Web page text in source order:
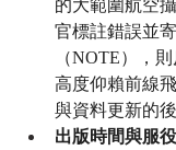
的大範圍航空
官標註錯誤並
（NOTE），
高度仰賴前線
與資料更新的
出版時間與服